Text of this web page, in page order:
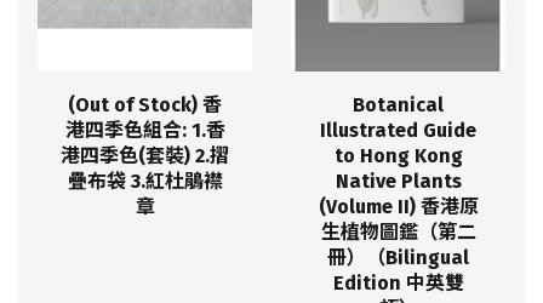
(Out of Stock) 香
港四季色組合: 1.香
港四季色(套裝) 2.摺
疊布袋 3.紅杜鵑襟
章
Botanical
Illustrated Guide
to Hong Kong
Native Plants
(Volume II) 香港原
生植物圖鑑（第二
冊）（Bilingual
Edition 中英雙